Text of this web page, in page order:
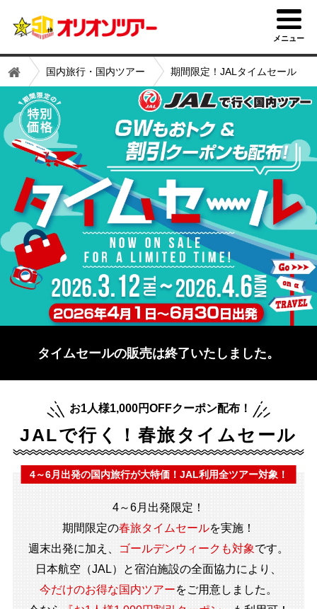
メニュー
国内旅行・国内ツアー 期間限定！JALタイムセール
タイムセールの販売は終了いたしました。
お1人様1,000円OFFクーポン配布！
JALで行く！春旅タイムセール
4～6月出発の国内旅行が大特価！JAL利用全ツアー対象！
4～6月出発限定！
期間限定の春旅タイムセールを実施！
週末出発に加え、
ゴールデンウィークも対象です。
日本航空（JAL）と宿泊施設の全面協力により、
今だけのお得な国内ツアーをご用意しました。